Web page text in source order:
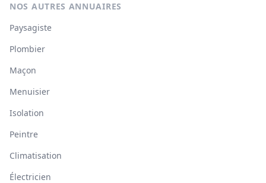
NOS AUTRES ANNUAIRES
Paysagiste
Plombier
Maçon
Menuisier
Isolation
Peintre
Climatisation
Électricien